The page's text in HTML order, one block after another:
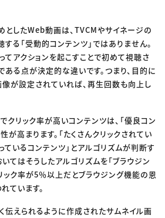
したWeb動画は、TVCMやサイネージの
る「受動的コンテンツ」ではありません。
アクションを起こすことで初めて視聴さ
ある点が決定的な違いです。つまり、目的に
が設定されていれば、再生回数も向上し
クリック率が高いコンテンツは、「優良コン
が高まります。「たくさんクリックされてい
いるコンテンツ」とアルゴリズムが判断す
てはそうしたアルゴリズムを「ブラウジン
ック率が5％以上だとブラウジング機能の恩
ています。
伝えられるように作成されたサムネイル画